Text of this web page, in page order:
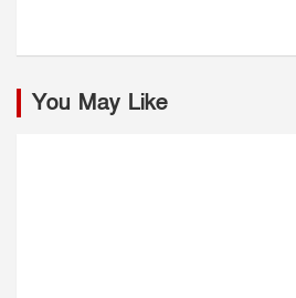
You May Like